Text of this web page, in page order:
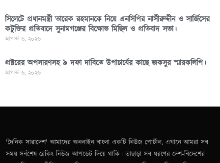
সিলেটে প্রধানমন্ত্রী তারেক রহমানকে নিয়ে এনসিপির নাসীরুদ্দীন ও সার্জিসের
কটুক্তির প্রতিবাদে সুনামগঞ্জের বিক্ষোভ মিছিল ও প্রতিবাদ সভা।
আগস্ট ৬, ২০২৬
প্রক্টরের অপসারণসহ ৯ দফা দাবিতে উপাচার্যের কাছে জকসুর স্মারকলিপি।
আগস্ট ৬, ২০২৬
'দৈনিক সারাদেশ' আমাদের অনলাইন বাংলা একটি নিউজ পোর্টাল, এখানে আমরা সব
সময় সর্বশেষ ব্রেকিং নিউজ আপডেট দিয়ে থাকি। তাছাড়া সব ধরণের দেশ-বিদেশের